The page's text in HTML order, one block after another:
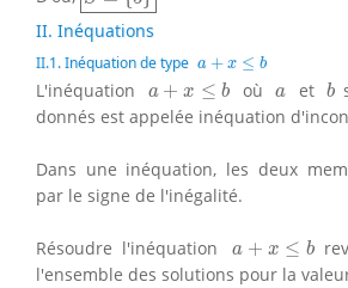
II. Inéquations
II.1. Inéquation de type a + x ≤ b
a x ≤b
L'inéquation
a + x ≤ b
a +x ≤b où a
a et b
b
donnés est appelée inéquation
Dans une inéquation, les deux
par le signe de l'inégalité.
Résoudre l'inéquation a + x ≤ b
a +x ≤b
l'ensemble des solutions pour la